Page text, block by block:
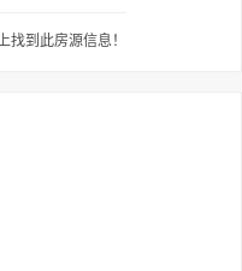
找到此房源信息！